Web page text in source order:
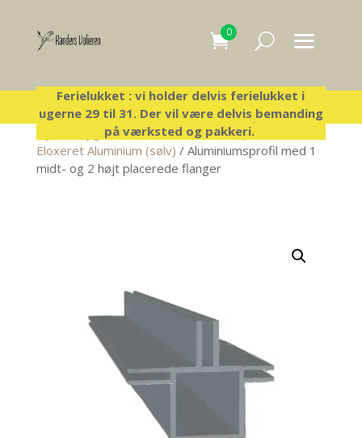
0
Ferielukket : vi holder delvis ferielukket i
ugerne 29 til 31. Der vil være delvis bemanding
på værksted og pakkeri.
Byg-selv-voliere/Aluminiumsprofiler
Eloxeret Aluminium (sølv) / Aluminiumsprofil med 1
midt- og 2 højt placerede flanger